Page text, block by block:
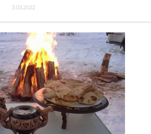
3.03.2022